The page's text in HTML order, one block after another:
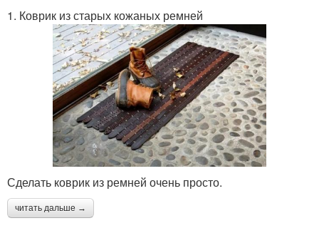
1. Коврик из старых кожаных ремней
Сделать коврик из ремней очень просто.
читать дальше →